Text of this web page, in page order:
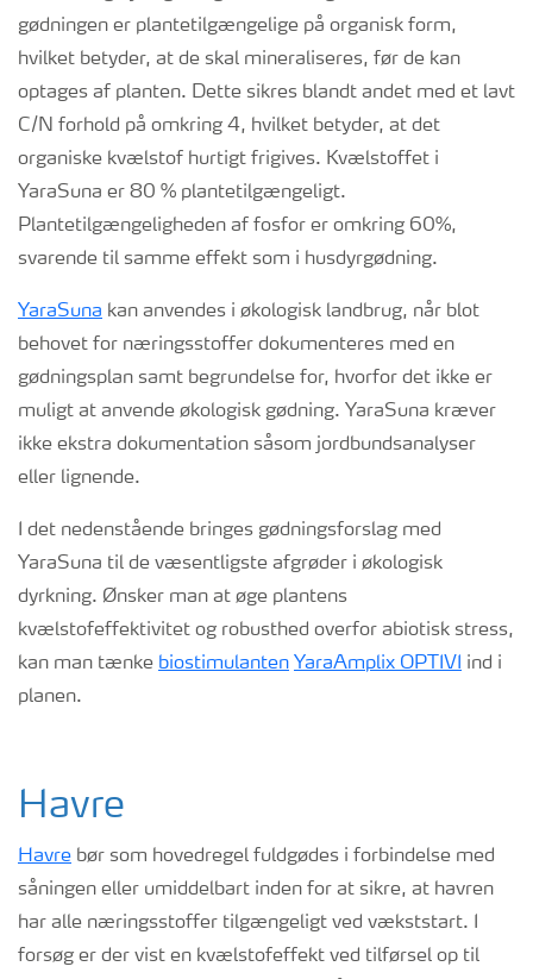
gødningen er plantetilgængelige på organisk form,
hvilket betyder, at de skal mineraliseres, før de kan
optages af planten. Dette sikres blandt andet med et lavt
C/N forhold på omkring 4, hvilket betyder, at det
organiske kvælstof hurtigt frigives. Kvælstoffet i
YaraSuna er 80 % plantetilgængeligt.
Plantetilgængeligheden af fosfor er omkring 60%,
svarende til samme effekt som i husdyrgødning.
YaraSuna kan anvendes i økologisk landbrug, når blot
behovet for næringsstoffer dokumenteres med en
gødningsplan samt begrundelse for, hvorfor det ikke er
muligt at anvende økologisk gødning. YaraSuna kræver
ikke ekstra dokumentation såsom jordbundsanalyser
eller lignende.
I det nedenstående bringes gødningsforslag med
YaraSuna til de væsentligste afgrøder i økologisk
dyrkning. Ønsker man at øge plantens
kvælstofeffektivitet og robusthed overfor abiotisk stress,
kan man tænke biostimulanten YaraAmplix OPTIVI
ind i
planen.
Havre
Havre bør som hovedregel fuldgødes i forbindelse med
såningen eller umiddelbart inden for at sikre, at havren
har alle næringsstoffer tilgængeligt ved vækststart. I
forsøg er der vist en kvælstofeffekt ved tilførsel op til